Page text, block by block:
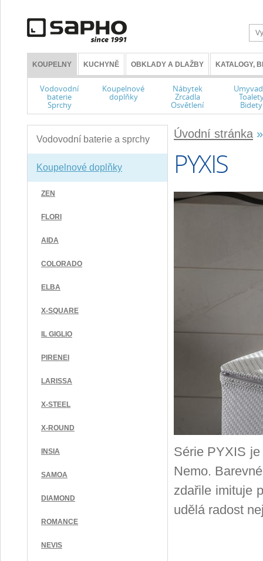
KOUPELNY KUCHYNĚ OBKLADY A DLAŽBY KATALOGY,
Vodovodní
baterie
Sprchy
Koupelnové
doplňky
Nábytek
Zrcadla
Osvětlení Bidety
Vodovodní baterie a sprchy
Koupelnové doplňky
ZEN
FLORI
AIDA
COLORADO
ELBA
X-SQUARE
IL GIGLIO
PIRENEI
LARISSA
X-STEEL
X-ROUND
INSIA
SAMOA
DIAMOND
ROMANCE
NEVIS
Úvodní stránka
PYXIS
Série PYXIS
Nemo.
zdařile imituje
udělá radost